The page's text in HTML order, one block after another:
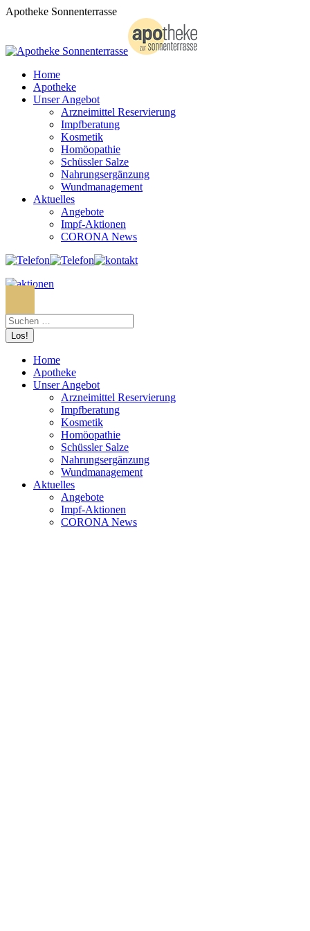
Zum
Apotheke Sonnenterrasse
Home
Apotheke
Unser Angebot
Arzneimittel Reservierung
Impfberatung
Kosmetik
Homöopathie
Schüssler Salze
Nahrungsergänzung
Wundmanagement
Aktuelles
Angebote
Impf-Aktionen
CORONA News
Home
Apotheke
Unser Angebot
Arzneimittel Reservierung
Impfberatung
Kosmetik
Homöopathie
Schüssler Salze
Nahrungsergänzung
Wundmanagement
Aktuelles
Angebote
Impf-Aktionen
CORONA News